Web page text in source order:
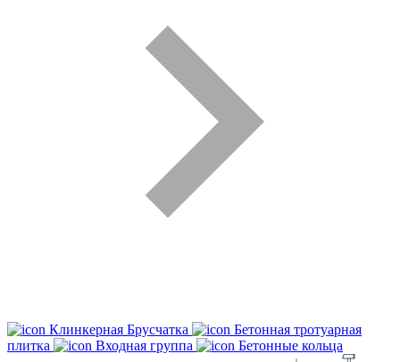
Клинкерная Брусчатка
Бетонная тротуарная
плитка
Входная группа
Бетонные кольца